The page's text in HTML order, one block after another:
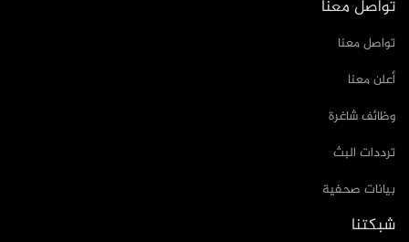
تواصل معنا
تواصل معنا
أعلن معنا
وظائف شاغرة
ترددات البث
بيانات صحفية
شبكتنا